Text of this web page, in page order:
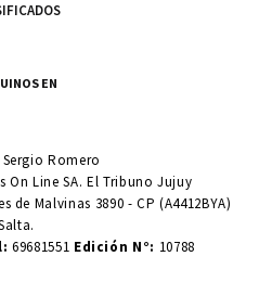
EN
Sergio Romero
On Line SA. El Tribuno Jujuy
de Malvinas 3890 - CP (A4412BYA)
69681551 Edición N°: 10788